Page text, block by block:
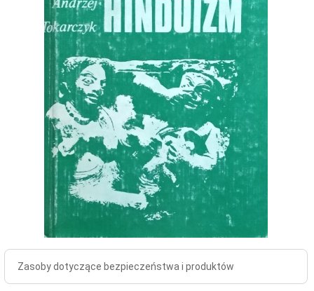
Zasoby dotyczące bezpieczeństwa i produktów